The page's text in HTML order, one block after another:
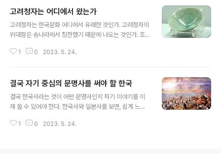
고려청자는 어디에서 왔는가
고려청자는 한국문화 어디에서 유래한 것인가. 고려청자의
위대함은 송나라에서 칭찬했기 때문에 나오는 것인가. 조
위대함은 일본의 조선도자기 예찬 때문에 나오는 것인가.
즐겼는지, 그 설명을 본 적이 있는가. 고려청자와 조선 도자
기의 위대함을 설명하는 데에는 항상 송나라 소동파의 고
려청자 칭찬과 조선도자기를 탐낸 일본의 도자기 전쟁, 조
에서는 스토리도 없는 청자와 백자가 송나라와 일본의 찬
1 0 2023. 5. 24.
결국 자기 중심의 문명사를 써야 할 한국
결국 한국사라는 것이 어떤 문명사인지 자기 이야기를 이
제 쓸 수 있어야 한다. 한국사와 일본사를 보면, 쉽게 느낄
역사서술을 견지하고 있다는 점이다. 앞서 예를 들었지만,
1 0 2023. 5. 24.